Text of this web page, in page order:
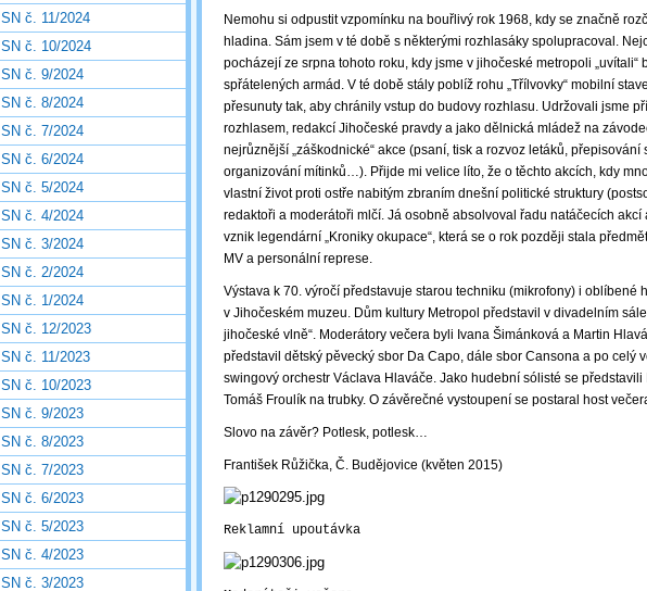
Nemohu si odpustit vzpomínku na bouřlivý rok 1968, kdy se značně
hladina. Sám jsem v té době s některými rozhlasáky spolupracoval.
pocházejí ze srpna tohoto roku, kdy jsme v jihočeské metropoli „uvítali“
spřátelených armád. V té době stály poblíž rohu „Třílvovky“ mobilní
přesunuty tak, aby chránily vstup do budovy rozhlasu. Udržovali jsme
rozhlasem, redakcí Jihočeské pravdy a jako dělnická mládež na
nejrůznější „záškodnické“ akce (psaní, tisk a rozvoz letáků, přepisování
organizování mítinků…). Přijde mi velice líto, že o těchto akcích, kdy
vlastní život proti ostře nabitým zbraním dnešní politické struktury
redaktoři a moderátoři mlčí. Já osobně absolvoval řadu natáčecích akcí
vznik legendární „Kroniky okupace“, která se o rok později stala
MV a personální represe.
Výstava k 70. výročí představuje starou techniku (mikrofony) i oblíbené
v Jihočeském muzeu. Dům kultury Metropol představil v divadelním
jihočeské vlně“. Moderátory večera byli Ivana Šimánková a Martin
představil dětský pěvecký sbor Da Capo, dále sbor Cansona a po celý
swingový orchestr Václava Hlaváče. Jako hudební sólisté se
Tomáš Froulík na trubky. O závěrečné vystoupení se postaral host
Slovo na závěr? Potlesk, potlesk…
František Růžička, Č. Budějovice (květen 2015)
Reklamní upoutávka
SN č. 11/2024
SN č. 10/2024
SN č. 9/2024
SN č. 8/2024
SN č. 7/2024
SN č. 6/2024
SN č. 5/2024
SN č. 4/2024
SN č. 3/2024
SN č. 2/2024
SN č. 1/2024
SN č. 12/2023
SN č. 11/2023
SN č. 10/2023
SN č. 9/2023
SN č. 8/2023
SN č. 7/2023
SN č. 6/2023
SN č. 5/2023
SN č. 4/2023
SN č. 3/2023